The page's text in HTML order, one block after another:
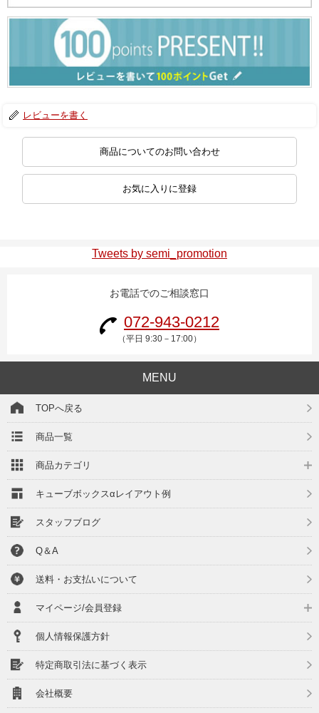
レビューを書く
商品についてのお問い合わせ
お気に入りに登録
Tweets by semi_promotion
お電話でのご相談窓口
072-943-0212
（平日 9:30－17:00）
MENU
TOPへ戻る
商品一覧
商品カテゴリ
キューブボックスαレイアウト例
スタッフブログ
Q＆A
送料・お支払いについて
マイページ/会員登録
個人情報保護方針
特定商取引法に基づく表示
会社概要